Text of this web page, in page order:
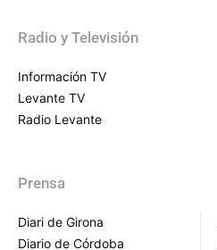
Radio y Televisión
Información TV
Levante TV
Radio Levante
Prensa
Diari de Girona
Diario de Córdoba